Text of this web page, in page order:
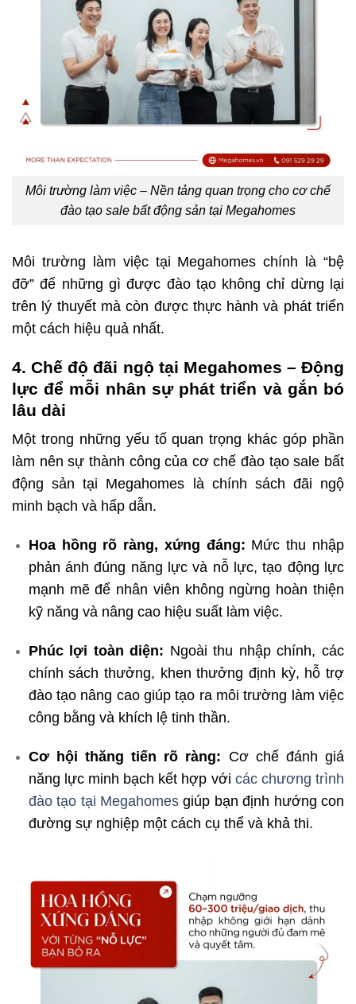
Môi trường làm việc – Nền tảng quan trọng cho cơ chế
đào tạo sale bất động sản tại Megahomes
Môi trường làm việc tại Megahomes chính là “bệ
đỡ” để những gì được đào tạo không chỉ dừng lại
trên lý thuyết mà còn được thực hành và phát triển
một cách hiệu quả nhất.
4. Chế độ đãi ngộ tại Megahomes – Động
lực để mỗi nhân sự phát triển và gắn bó
lâu dài
Một trong những yếu tố quan trọng khác góp phần
làm nên sự thành công của cơ chế đào tạo sale bất
động sản tại Megahomes là chính sách đãi ngộ
minh bạch và hấp dẫn.
Hoa hồng rõ ràng, xứng đáng: Mức thu nhập
phản ánh đúng năng lực và nỗ lực, tạo động lực
mạnh mẽ để nhân viên không ngừng hoàn thiện
kỹ năng và nâng cao hiệu suất làm việc.
Phúc lợi toàn diện: Ngoài thu nhập chính, các
chính sách thưởng, khen thưởng định kỳ, hỗ trợ
đào tạo nâng cao giúp tạo ra môi trường làm việc
công bằng và khích lệ tinh thần.
Cơ hội thăng tiến rõ ràng: Cơ chế đánh giá
năng lực minh bạch kết hợp với các chương trình
đào tạo tại Megahomes giúp bạn định hướng con
đường sự nghiệp một cách cụ thể và khả thi.